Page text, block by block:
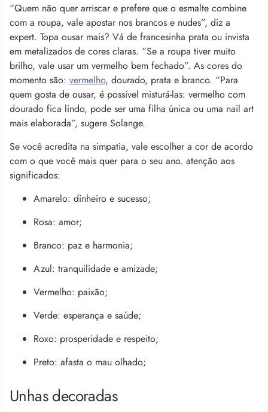
“Quem não quer arriscar e prefere que o esmalte combine
com a roupa, vale apostar nos brancos e nudes”, diz a
expert. Topa ousar mais? Vá de francesinha prata ou invista
em metalizados de cores claras. “Se a roupa tiver muito
brilho, vale usar um vermelho bem fechado”. As cores do
momento são: vermelho, dourado, prata e branco. “Para
quem gosta de ousar, é possível misturá-las: vermelho com
dourado fica lindo, pode ser uma filha única ou uma nail art
mais elaborada”, sugere Solange.
Se você acredita na simpatia, vale escolher a cor de acordo
com o que você mais quer para o seu ano. atenção aos
significados:
Amarelo: dinheiro e sucesso;
Rosa: amor;
Branco: paz e harmonia;
Azul: tranquilidade e amizade;
Vermelho: paixão;
Verde: esperança e saúde;
Roxo: prosperidade e respeito;
Preto: afasta o mau olhado;
Unhas decoradas